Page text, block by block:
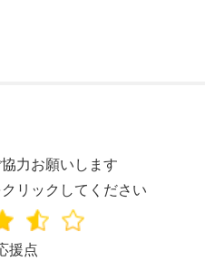
力お願いします
リックしてください
援点